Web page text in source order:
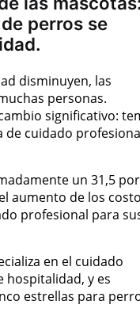
perros se
disminuyen, las
personas.
significativo:
de cuidado
un 31,5 por
aumento de los
profesional para
en el cuidado
y es
estrellas para